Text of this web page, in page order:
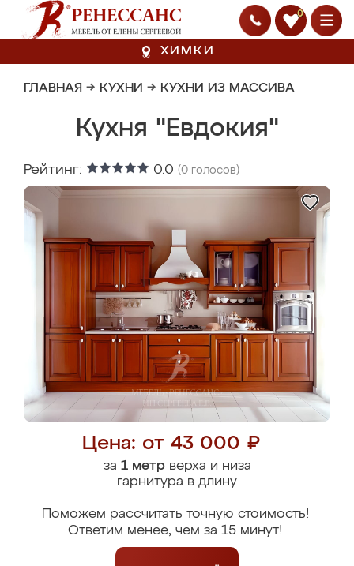
0
ХИМКИ
ГЛАВНАЯ → КУХНИ → КУХНИ ИЗ МАССИВА
Кухня "Евдокия"
Рейтинг: 0.0 (0 голосов)
Цена: от 43 000 ₽
за 1 метрверха и низа
гарнитура в длину
Поможем рассчитать точную стоимость!
Ответим менее, чем за 15 минут!